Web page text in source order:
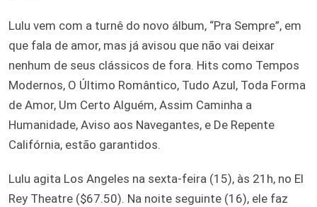
Lulu vem com a turnê do novo álbum, “Pra Sempre”, em
que fala de amor, mas já avisou que não vai deixar
nenhum de seus clássicos de fora. Hits como Tempos
Modernos, O Último Romântico, Tudo Azul, Toda Forma
de Amor, Um Certo Alguém, Assim Caminha a
Humanidade, Aviso aos Navegantes, e De Repente
Califórnia, estão garantidos.
Lulu agita Los Angeles na sexta-feira (15), às 21h, no El
Rey Theatre ($67.50). Na noite seguinte (16), ele faz